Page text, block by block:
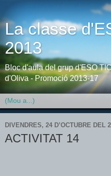
La classe
2013
Bloc d'aula del grup d'ESO
d'Oliva - Promoció 2013-17
DIVENDRES, 24 D’OCTUBRE DEL
ACTIVITAT 14